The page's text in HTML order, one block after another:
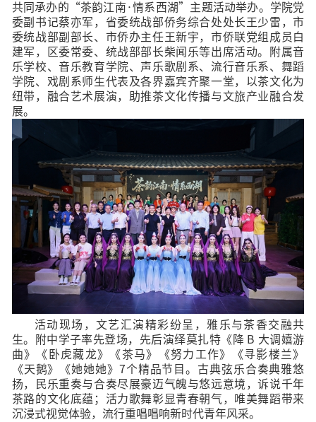
共同承办的“茶韵江南·情系西湖”主题活动举办。学院党
委副书记蔡亦军，省委统战部侨务综合处处长王少雷，市
委统战部副部长、市侨办主任王新宇，市侨联党组成员白
建军，区委常委、统战部部长柴闻乐等出席活动。附属音
乐学校、音乐教育学院、声乐歌剧系、流行音乐系、舞蹈
学院、戏剧系师生代表及各界嘉宾齐聚一堂，以茶文化为
纽带，融合艺术展演，助推茶文化传播与文旅产业融合发
展。
活动现场，文艺汇演精彩纷呈，雅乐与茶香交融共
生。附中学子率先登场，先后演绎莫扎特《降 B 大调嬉游
曲》《卧虎藏龙》《茶马》《努力工作》《寻影楼兰》
《天鹅》《她她她》7个精品节目。古典弦乐合奏典雅悠
扬，民乐重奏与合奏尽展豪迈气魄与悠远意境，诉说千年
茶路的文化底蕴；活力歌舞彰显青春朝气，唯美舞蹈带来
沉浸式视觉体验，流行重唱唱响新时代青年风采。